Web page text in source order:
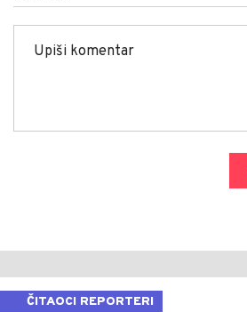
ČITAOCI REPORTERI